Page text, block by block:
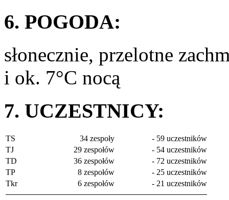
6. POGODA:
słonecznie, przelotne
i ok. 7°C nocą
7. UCZESTNICY:
TS 34 zespoły
- 59 uczestników
TJ
29 zespołów
- 54 uczestników
TD
36 zespołów
- 72 uczestników
TP
8 zespołów
- 25 uczestników
Tkr
6 zespołów - 21 uczestników